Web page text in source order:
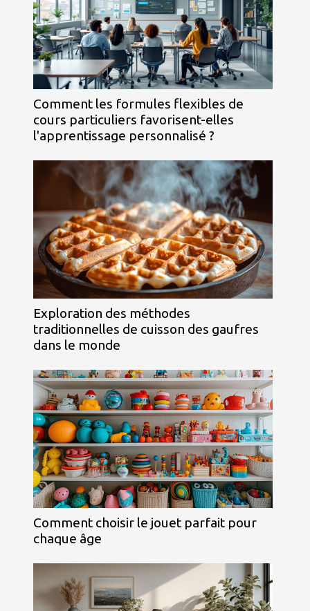
Comment les formules flexibles de
cours particuliers favorisent-elles
l'apprentissage personnalisé ?
Exploration des méthodes
traditionnelles de cuisson des gaufres
dans le monde
Comment choisir le jouet parfait pour
chaque âge